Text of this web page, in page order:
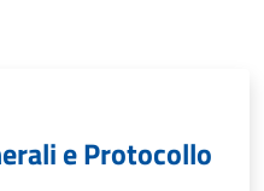
e Protocollo